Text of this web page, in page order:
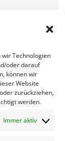
wir Technologien
oder darauf
können wir
Website
zurückziehen,
werden.
Immer aktiv